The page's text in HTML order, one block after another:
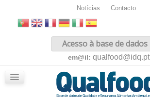
Notícias Contacto
Acesso à base de dados
em@il: qualfood@idq.pt